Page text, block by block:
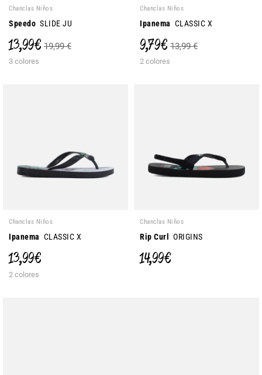
Chanclas Niños
Speedo SLIDE JU
13,99 € 19,99 €
3 colores
Chanclas Niños
Ipanema CLASSIC X
9,79 € 13,99 €
2 colores
Chanclas Niños
Ipanema CLASSIC X
13,99 €
2 colores
Chanclas Niños
Rip Curl ORIGINS
14,99 €